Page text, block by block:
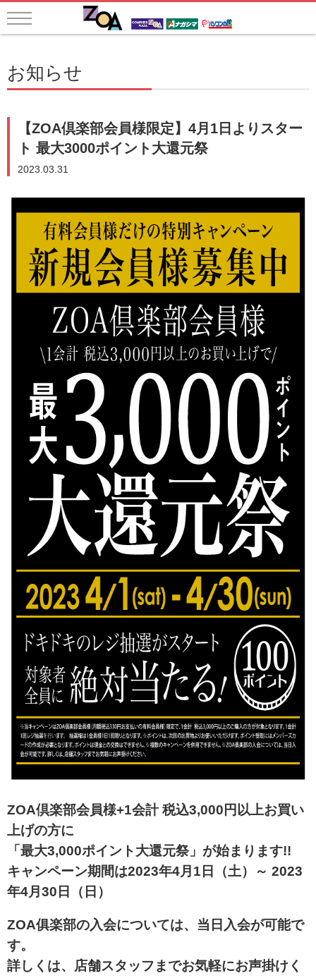
お知らせ
【ZOA倶楽部会員様限定】4月1日よりスター
ト 最大3000ポイント大還元祭
2023.03.31
ZOA倶楽部会員様+1会計 税込3,000円以上お買い
上げの方に
「最大3,000ポイント大還元祭」が始まります!!
キャンペーン期間は2023年4月1日（土）～ 2023
年4月30日（日）
ZOA俱楽部の入会については、当日入会が可能で
す。
詳しくは、店舗スタッフまでお気軽にお声掛けく